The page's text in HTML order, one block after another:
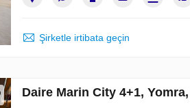
Şirketle irtibata geçin
Daire Marin City 4+1,